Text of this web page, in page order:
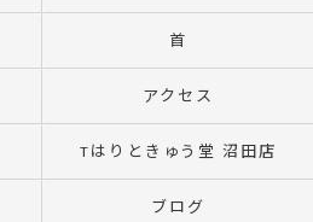
首
アクセス
Tはりときゅう堂 沼田店
ブログ